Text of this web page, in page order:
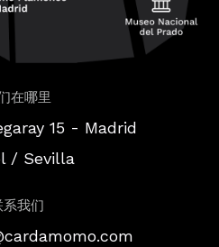
在哪里
15 - Madrid
/ Sevilla
系我们